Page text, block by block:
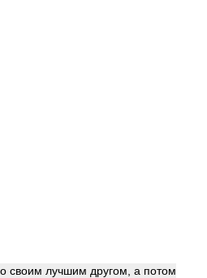
своим лучшим другом, а потом